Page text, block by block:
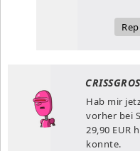
Hab mir
vorher bei
29,90 EUR
konnte.